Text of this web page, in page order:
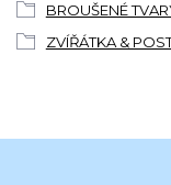
BROUŠENÉ
ZVÍŘÁTKA &